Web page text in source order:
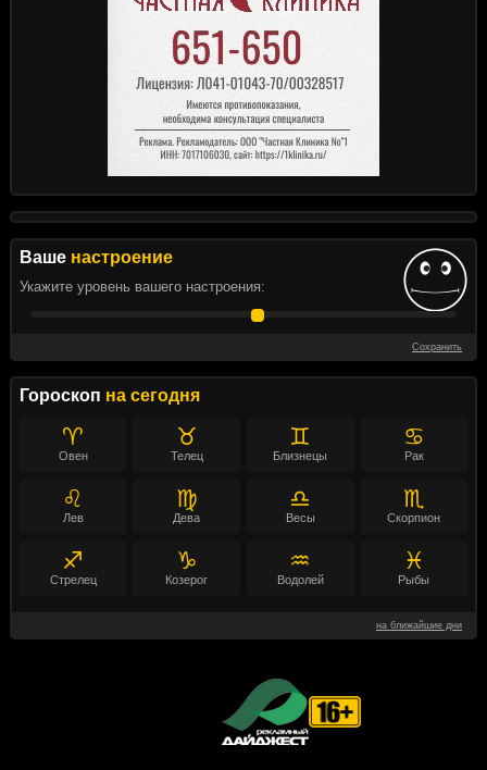
Ваше настроение
Укажите уровень вашего настроения:
Сохранить
Гороскоп на сегодня
♈
Овен
♉
Телец
♊
Близнецы
♋
Рак
♌
Лев
♍
Дева
♎
Весы
♏
Скорпион
♐
Стрелец
♑
Козерог
♒
Водолей
♓
Рыбы
на ближайшие дни